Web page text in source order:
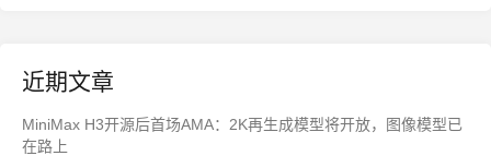
近期文章
MiniMax H3开源后首场AMA：2K再生成模型将开放，图像模型已
在路上